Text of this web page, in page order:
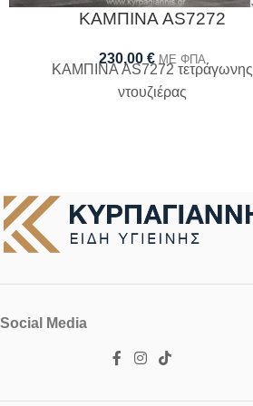
ΚΑΜΠΙΝΑ AS7272
230,00 € ΜΕ ΦΠΑ
ΚΑΜΠΙΝΑ AS7272 τετράγωνης
ντουζιέρας
Social Media